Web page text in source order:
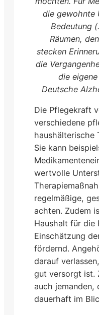
die gewohnte
Bedeutung
Räumen,
stecken
die
die
Deutsche
Die Pflegekraft
verschiedene
haushälterische
Sie kann
wertvolle
regelmäßige,
achten. Zudem
Haushalt für die
Einschätzung
fördernd.
darauf
gut versorgt ist.
auch jemanden,
dauerhaft im